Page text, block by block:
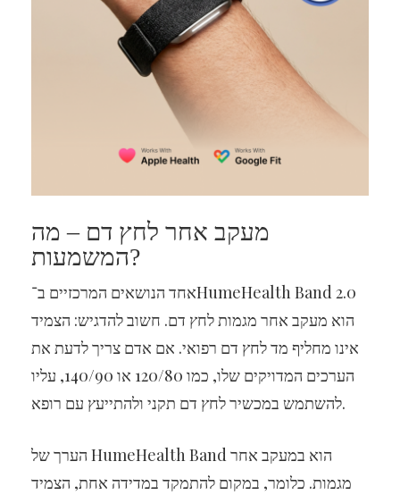
מעקב אחר לחץ דם – מה
המשמעות?
אחד הנושאים המרכזיים ב־HumeHealth Band 2.0
הוא מעקב אחר מגמות לחץ דם. חשוב להדגיש: הצמיד
אינו מחליף מד לחץ דם רפואי. אם אדם צריך לדעת את
הערכים המדויקים שלו, כמו 120/80 או 140/90, עליו
להשתמש במכשיר לחץ דם תקני ולהתייעץ עם רופא.
הערך של HumeHealth Band הוא במעקב אחר
מגמות. כלומר, במקום להתמקד במדידה אחת, הצמיד